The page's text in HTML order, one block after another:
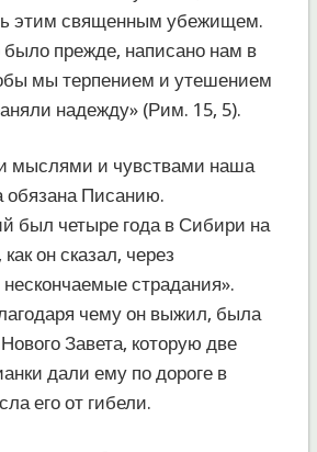
этим священным убежищем.
было прежде, написано нам в
мы терпением и утешением
надежду» (Рим. 15, 5).
мыслями и чувствами наша
обязана Писанию.
был четыре года в Сибири на
он сказал, через
страдания».
чему он выжил, была
Завета, которую две
дали ему по дороге в
его от гибели.